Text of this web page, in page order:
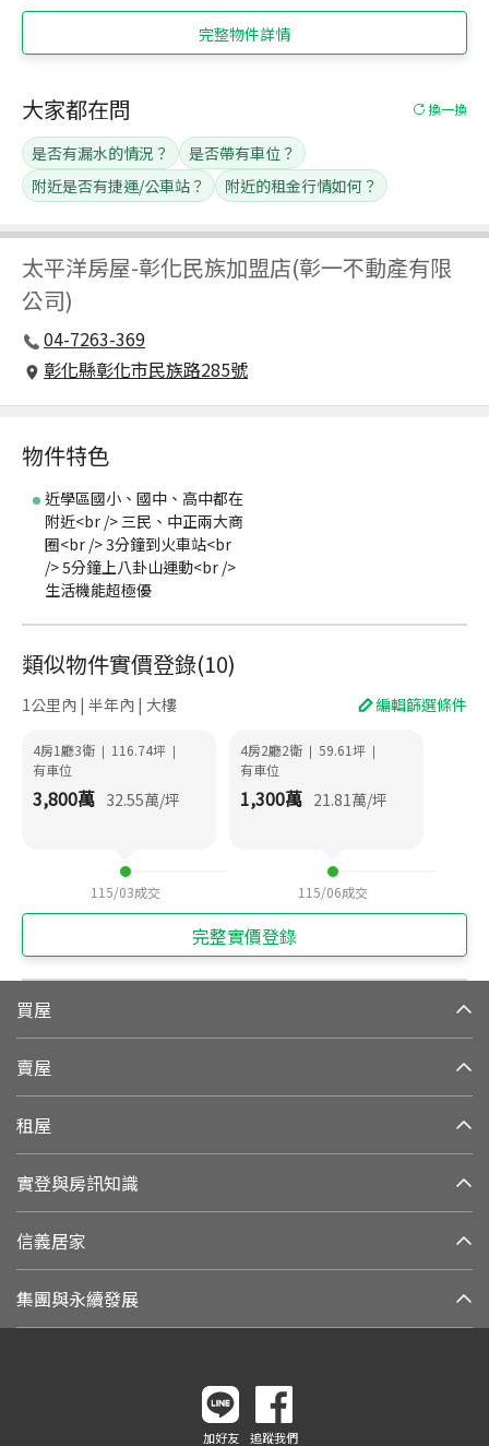
完整物件詳情
太平洋房屋-彰化民族加盟店(彰一不動產有限
公司)
04-7263-369
彰化縣彰化市民族路285號
大家都在問 換一換
是否有漏水的情況？
是否帶有車位？
附近是否有捷運/公車站？
附近的租金行情如何？
物件特色
近學區國小、國中、高中都在
附近<br /> 三民、中正兩大商
圈<br /> 3分鐘到火車站<br
/> 5分鐘上八卦山運動<br />
生活機能超極優
類似物件實價登錄(10)
1公里內 | 半年內 | 大樓 編輯篩選條件
4房1廳3衛 | 116.74坪 |
有車位
3,800萬 32.55萬/坪
115/03成交
4房2廳2衛 | 59.61坪 |
有車位
1,300萬 21.81萬/坪
115/06成交
完整實價登錄
買屋
賣屋
租屋
實登與房訊知識
信義居家
集團與永續發展
加好友 追蹤我們